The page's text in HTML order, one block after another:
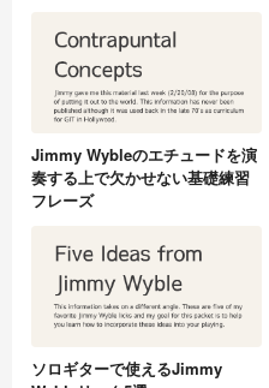
Jimmy Wybleのエチュードを演
奏する上で欠かせない基礎練習
フレーズ
ソロギターで使えるJimmy